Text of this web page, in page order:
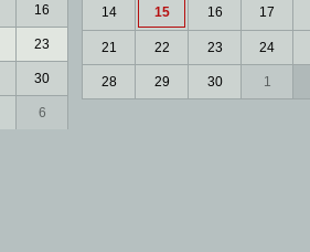
16
23
30
6
14 15 16 17
21 22 23 24
28 29 30 1